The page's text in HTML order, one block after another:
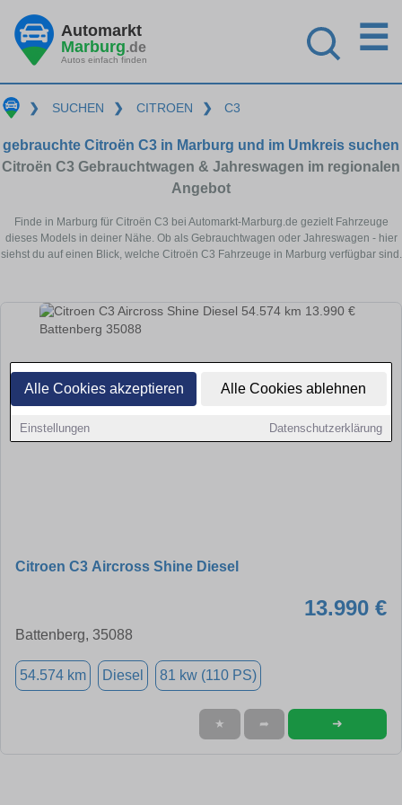
Alle Cookies akzeptieren Alle Cookies ablehnen
Einstellungen Datenschutzerklärung
Automarkt
Marburg.de
Autos einfach finden
☰
❯ SUCHEN ❯ CITROEN ❯ C3
gebrauchte Citroën C3 in Marburg und im Umkreis suchen
Citroën C3 Gebrauchtwagen & Jahreswagen im regionalen
Angebot
Finde in Marburg für Citroën C3 bei Automarkt-Marburg.de gezielt Fahrzeuge
dieses Models in deiner Nähe. Ob als Gebrauchtwagen oder Jahreswagen - hier
siehst du auf einen Blick, welche Citroën C3 Fahrzeuge in Marburg verfügbar sind.
Citroen C3 Aircross Shine Diesel
13.990 €
Battenberg, 35088
54.574 km Diesel 81 kw (110 PS)
★ ➦ ➜